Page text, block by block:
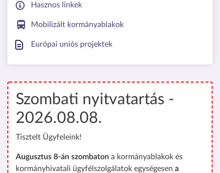
Hasznos linkek
Mobilizált kormányablakok
Európai uniós projektek
Szombati nyitvatartás -
2026.08.08.
Tisztelt Ügyfeleink!
Augusztus 8-án szombaton a kormányablakok és
kormányhivatali ügyfélszolgálatok egységesen a